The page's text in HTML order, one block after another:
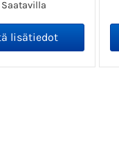
Saatavilla